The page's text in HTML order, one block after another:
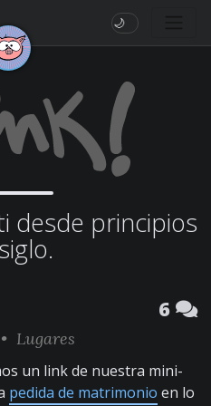
🌙
desde principios
6
Lugares
un link de nuestra mini-
pedida de matrimonio en lo